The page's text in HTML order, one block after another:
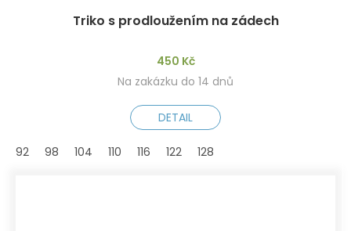
Triko s prodloužením na zádech
450 Kč
Na zakázku do 14 dnů
DETAIL
92 98 104 110 116 122 128